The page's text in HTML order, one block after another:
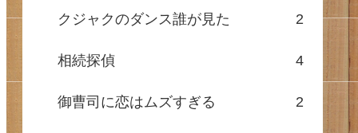
クジャクのダンス誰が見た 2
相続探偵 4
御曹司に恋はムズすぎる 2